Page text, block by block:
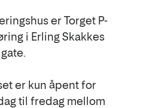
er Torget P-
i Erling Skakkes
gate.
er kun åpent for
til fredag mellom